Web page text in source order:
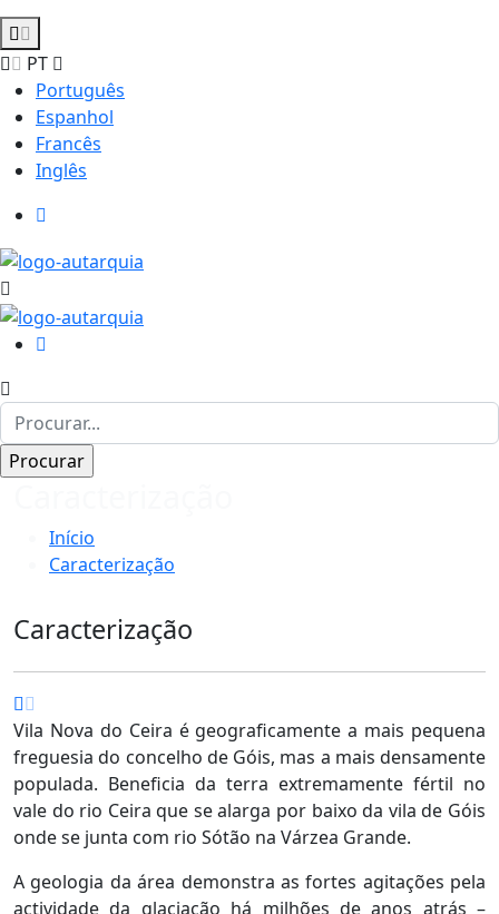
PT
Português
Espanhol
Francês
Inglês
Início
Caracterização
Caracterização
Vila Nova do Ceira é geograficamente a mais pequena
freguesia do concelho de Góis, mas a mais densamente
populada. Beneficia da terra extremamente fértil no
vale do rio Ceira que se alarga por baixo da vila de Góis
onde se junta com rio Sótão na Várzea Grande.
A geologia da área demonstra as fortes agitações pela
actividade da glaciação há milhões de anos atrás –